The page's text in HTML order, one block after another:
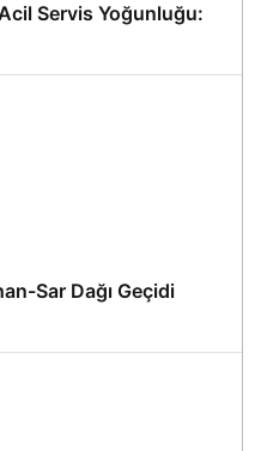
Acil Servis Yoğunluğu:
Sar Dağı Geçidi